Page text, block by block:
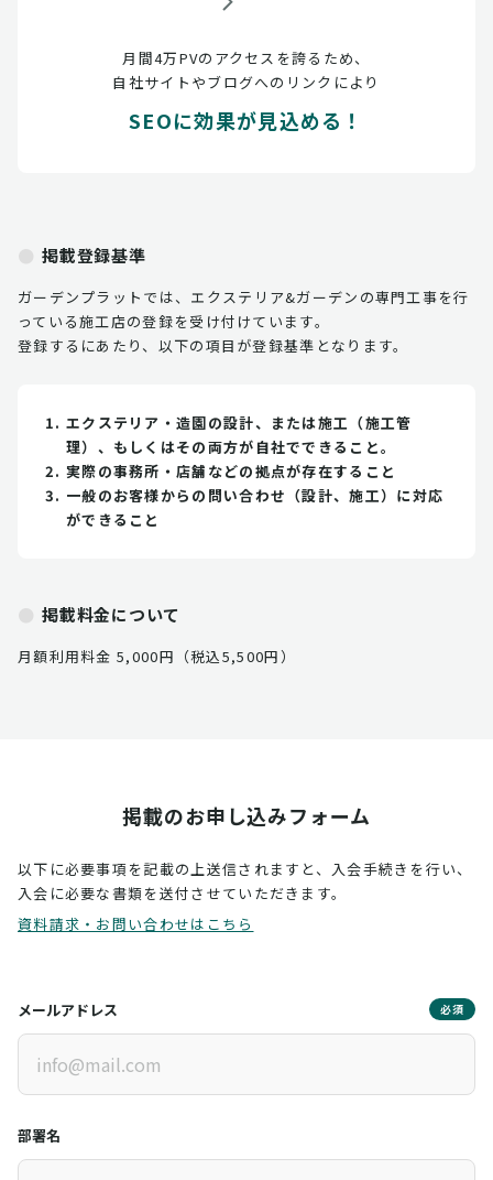
月間4万PVのアクセスを誇るため、
自社サイトやブログへのリンクにより
SEOに効果が見込める！
掲載登録基準
ガーデンプラットでは、エクステリア&ガーデンの専門工事を行
っている施工店の登録を受け付けています。
登録するにあたり、以下の項目が登録基準となります。
エクステリア・造園の設計、または施工（施工管
理）、もしくはその両方が自社でできること。
実際の事務所・店舗などの拠点が存在すること
一般のお客様からの問い合わせ（設計、施工）に対応
ができること
掲載料金について
月額利用料金 5,000円（税込5,500円）
掲載のお申し込みフォーム
以下に必要事項を記載の上送信されますと、入会手続きを行い、
入会に必要な書類を送付させていただきます。
資料請求・お問い合わせはこちら
メールアドレス 必須
部署名